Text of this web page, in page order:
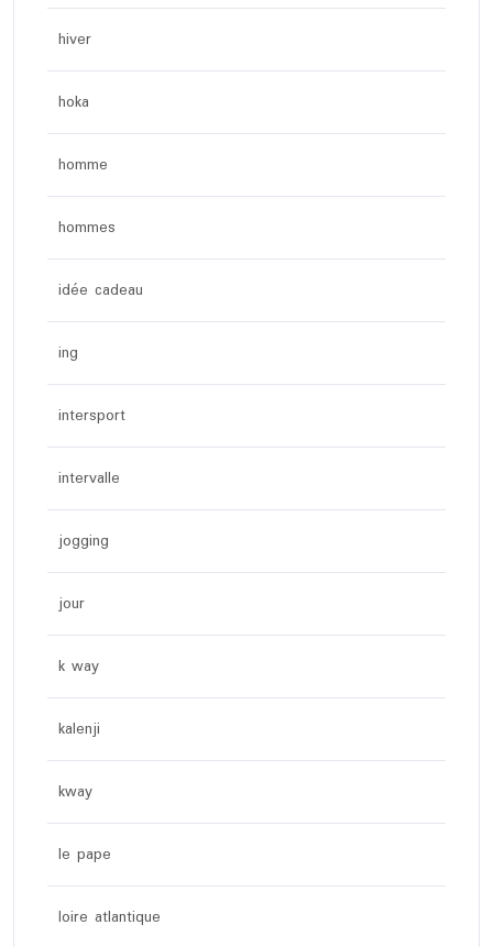
hiver
hoka
homme
hommes
idée cadeau
ing
intersport
intervalle
jogging
jour
k way
kalenji
kway
le pape
loire atlantique